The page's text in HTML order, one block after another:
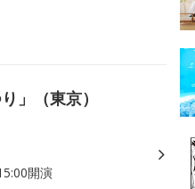
」（東京）
開演